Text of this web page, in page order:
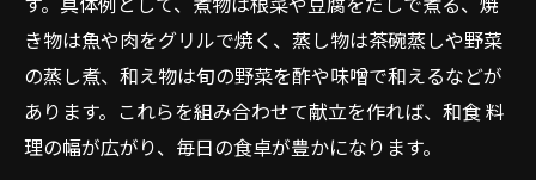
き物は魚や肉をグリルで焼く、蒸し物は茶碗蒸しや野菜
の蒸し煮、和え物は旬の野菜を酢や味噌で和えるなどが
あります。これらを組み合わせて献立を作れば、和食 料
理の幅が広がり、毎日の食卓が豊かになります。